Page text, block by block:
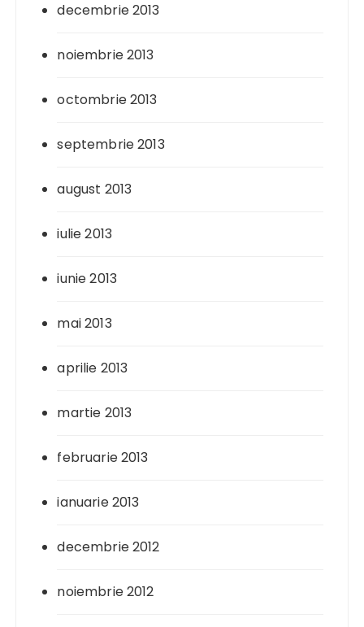
decembrie 2013
noiembrie 2013
octombrie 2013
septembrie 2013
august 2013
iulie 2013
iunie 2013
mai 2013
aprilie 2013
martie 2013
februarie 2013
ianuarie 2013
decembrie 2012
noiembrie 2012